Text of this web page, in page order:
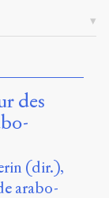
des
(dir.),
arabo-